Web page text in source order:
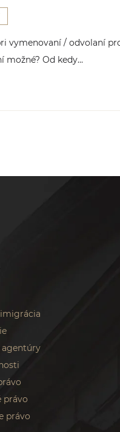
vymenovaní / odvolaní
Od kedy...
agentúry
právo
právo